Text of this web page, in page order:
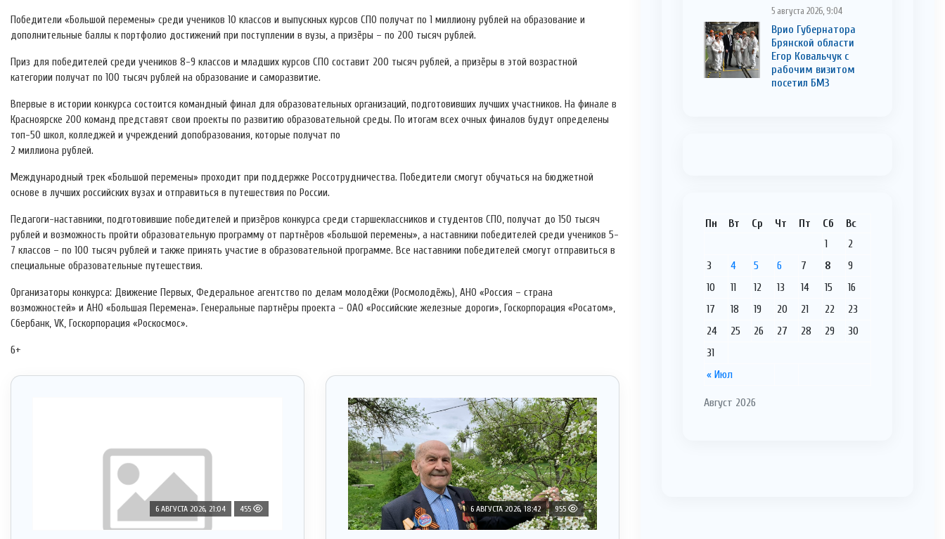
Победители «Большой перемены» среди учеников 10 классов и выпускных курсов СПО получат по 1 миллиону рублей на образование и
дополнительные баллы к портфолио достижений при поступлении в вузы, а призёры – по 200 тысяч рублей.
Приз для победителей среди учеников 8-9 классов и младших курсов СПО составит 200 тысяч рублей, а призёры в этой возрастной
категории получат по 100 тысяч рублей на образование и саморазвитие.
Впервые в истории конкурса состоится командный финал для образовательных организаций, подготовивших лучших участников. На финале в
Красноярске 200 команд представят свои проекты по развитию образовательной среды. По итогам всех очных финалов будут определены
топ-50 школ, колледжей и учреждений допобразования, которые получат по
2 миллиона рублей.
Международный трек «Большой перемены» проходит при поддержке Россотрудничества. Победители смогут обучаться на бюджетной
основе в лучших российских вузах и отправиться в путешествия по России.
Педагоги-наставники, подготовившие победителей и призёров конкурса среди старшеклассников и студентов СПО, получат до 150 тысяч
рублей и возможность пройти образовательную программу от партнёров «Большой перемены», а наставники победителей среди учеников 5-
7 классов – по 100 тысяч рублей и также принять участие в образовательной программе. Все наставники победителей смогут отправиться в
специальные образовательные путешествия.
Организаторы конкурса: Движение Первых, Федеральное агентство по делам молодёжи (Росмолодёжь), АНО «Россия – страна
возможностей» и АНО «Большая Перемена». Генеральные партнёры проекта – ОАО «Российские железные дороги», Госкорпорация «Росатом»,
Сбербанк, VK, Госкорпорация «Роскосмос».
6+
6 АВГУСТА 2026, 21:04 455 6 АВГУСТА 2026, 18:42 955
5 августа 2026, 9:04
Врио Губернатора
Брянской области
Егор Ковальчук с
рабочим визитом
посетил БМЗ
Август 2026
Пн Вт Ср Чт Пт Сб Вс
« Июл
1
2
3
4 5 6 7 8
9
10
11 12 13 14 15
16
17
18 19 20 21 22
23
24
25 26 27 28 29
30
31